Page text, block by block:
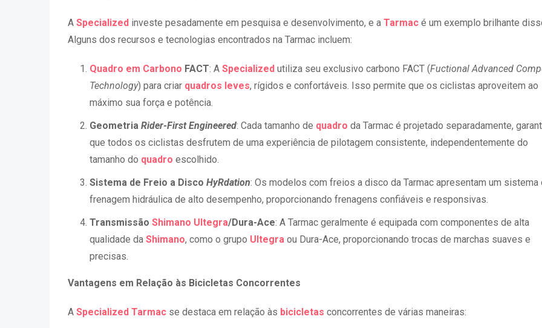
A Specialized investe pesadamente em pesquisa e desenvolvimento, e a Tarmac é um exemplo brilhante
Alguns dos recursos e tecnologias encontrados na Tarmac incluem:
Quadro em Carbono FACT: A Specialized utiliza seu exclusivo carbono FACT (Fuctional Advanced
Technology) para criar quadros leves, rígidos e confortáveis. Isso permite que os ciclistas aproveitem ao
máximo sua força e potência.
Geometria Rider-First Engineered: Cada tamanho de quadro da Tarmac é projetado separadamente,
que todos os ciclistas desfrutem de uma experiência de pilotagem consistente, independentemente do
tamanho do quadro escolhido.
Sistema de Freio a Disco HyRdation: Os modelos com freios a disco da Tarmac apresentam um sistema
frenagem hidráulica de alto desempenho, proporcionando frenagens confiáveis e responsivas.
Transmissão Shimano Ultegra/Dura-Ace: A Tarmac geralmente é equipada com componentes de alta
qualidade da Shimano, como o grupo Ultegra ou Dura-Ace, proporcionando trocas de marchas suaves e
precisas.
Vantagens em Relação às Bicicletas Concorrentes
A Specialized Tarmac se destaca em relação às bicicletas concorrentes de várias maneiras: